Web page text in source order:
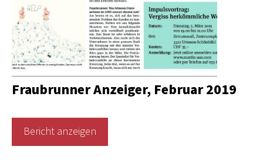
Fraubrunner Anzeiger, Februar 2019
Bericht anzeigen